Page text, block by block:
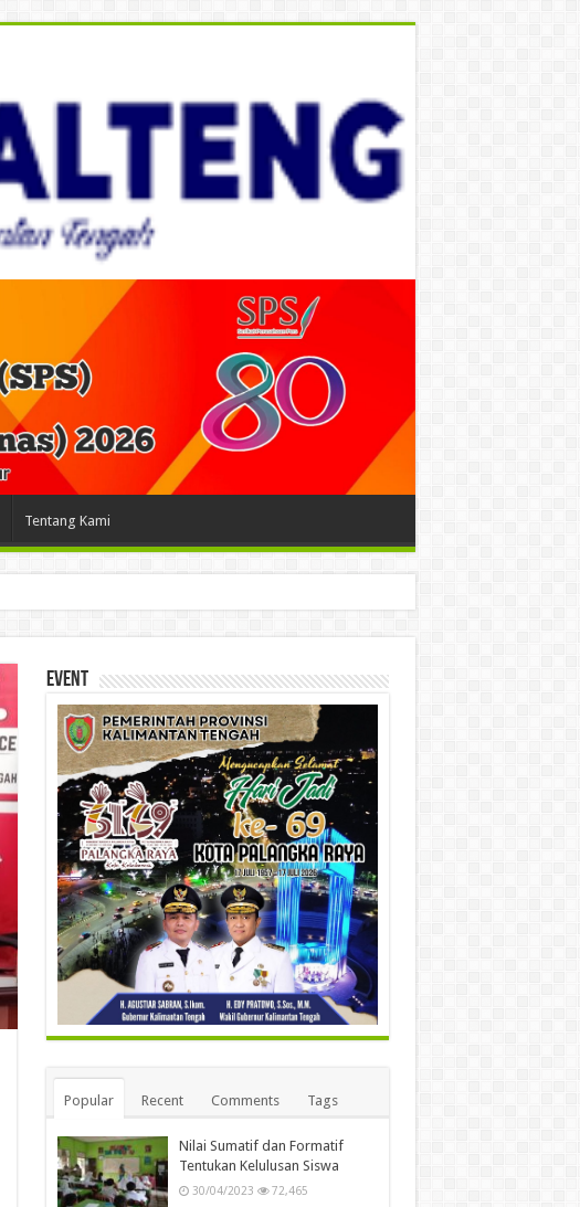
Tentang Kami
Event
Popular Recent Comments Tags
Nilai Sumatif dan Formatif
Tentukan Kelulusan Siswa
30/04/2023 72,465